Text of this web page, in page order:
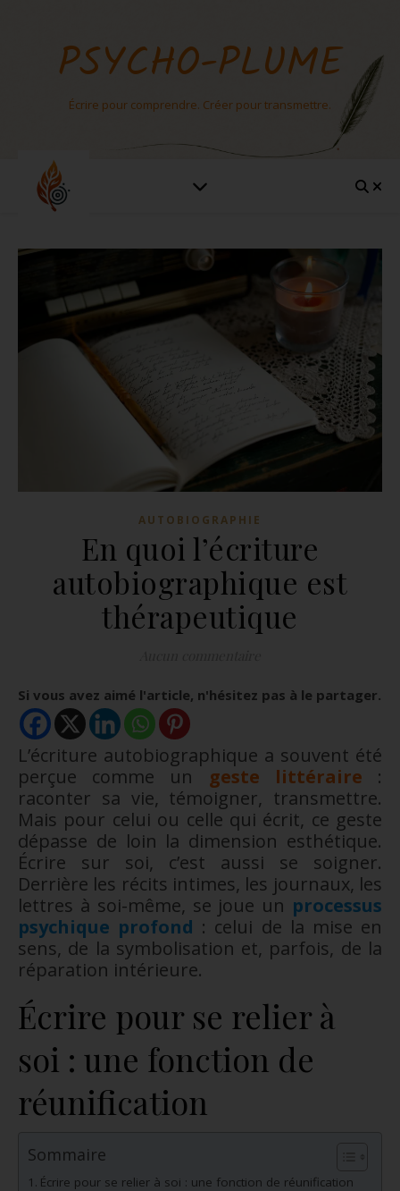
PSYCHO-PLUME
Écrire pour comprendre. Créer pour transmettre.
AUTOBIOGRAPHIE
En quoi l’écriture
autobiographique est
thérapeutique
Si vous avez aimé l'article, n'hésitez pas à le partager.
L’écriture autobiographique a souvent été
perçue comme un geste littéraire :
raconter sa vie, témoigner, transmettre.
Mais pour celui ou celle qui écrit, ce geste
dépasse de loin la dimension esthétique.
Écrire sur soi, c’est aussi se soigner.
Derrière les récits intimes, les journaux, les
lettres à soi-même, se joue un processus
psychique profond : celui de la mise en
sens, de la symbolisation et, parfois, de la
réparation intérieure.
Écrire pour se relier à
soi : une fonction de
réunification
Sommaire
Écrire pour se relier à soi : une fonction de réunification